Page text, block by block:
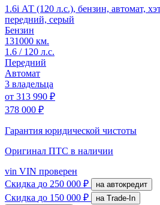
1.6i АТ (120 л.с.), бензин, автомат,
передний, серый
Бензин
131000 км.
1.6 / 120 л.с.
Передний
Автомат
3 владельца
от 313 990 ₽
378 000 ₽
Гарантия юридической чистоты
Оригинал ПТС в наличии
vin VIN проверен
Скидка до 250 000 ₽ на автокредит
Скидка до 150 000 ₽
на Trade-In